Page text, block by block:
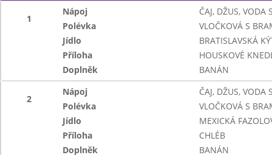
1
Nápoj
ČAJ, DŽUS, VODA
Polévka
VLOČKOVÁ S
Jídlo
BRATISLAVSKÁ
Příloha
HOUSKOVÉ
Doplněk
BANÁN
2
Nápoj
ČAJ, DŽUS, VODA
Polévka
VLOČKOVÁ S
Jídlo
MEXICKÁ
Příloha
CHLÉB
Doplněk
BANÁN